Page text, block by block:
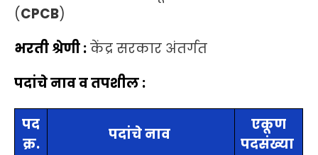
(CPCB)
भरती श्रेणी :केंद्र सरकार अंतर्गत
पदांचे नाव व तपशील :
पद
क्र.
पदांचे नाव
एकूण
पदसंख्या